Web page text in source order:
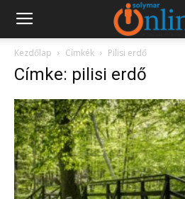
Kezdőlap Címkék Pilisi erdő
Címke: pilisi erdő